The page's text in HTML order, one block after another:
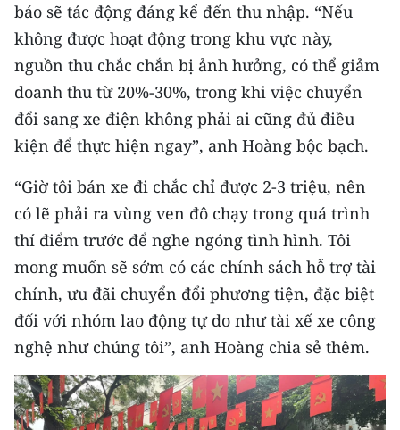
báo sẽ tác động đáng kể đến thu nhập. “Nếu
không được hoạt động trong khu vực này,
nguồn thu chắc chắn bị ảnh hưởng, có thể giảm
doanh thu từ 20%-30%, trong khi việc chuyển
đổi sang xe điện không phải ai cũng đủ điều
kiện để thực hiện ngay”, anh Hoàng bộc bạch.
“Giờ tôi bán xe đi chắc chỉ được 2-3 triệu, nên
có lẽ phải ra vùng ven đô chạy trong quá trình
thí điểm trước để nghe ngóng tình hình. Tôi
mong muốn sẽ sớm có các chính sách hỗ trợ tài
chính, ưu đãi chuyển đổi phương tiện, đặc biệt
đối với nhóm lao động tự do như tài xế xe công
nghệ như chúng tôi”, anh Hoàng chia sẻ thêm.